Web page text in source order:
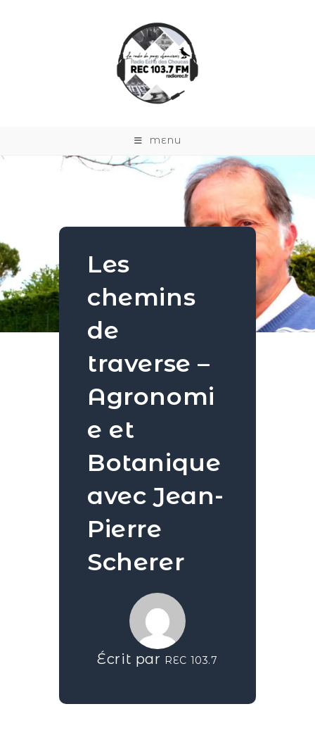
MENU
Les
chemins
de
traverse –
Agronomi
e et
Botanique
avec Jean-
Pierre
Scherer
Écrit par REC 103.7